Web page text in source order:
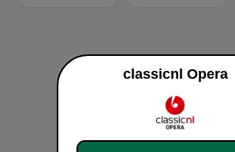
classicnl Opera